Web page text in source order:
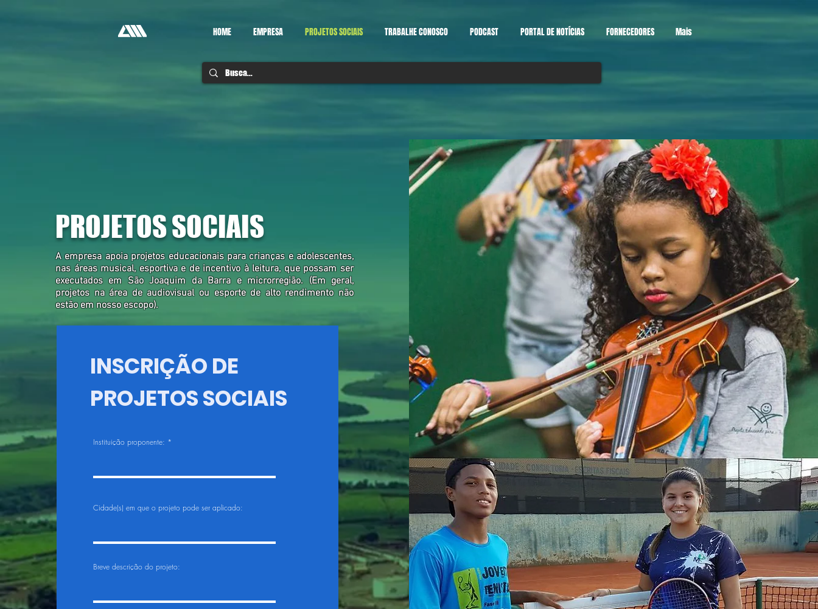
HOME EMPRESA PROJETOS SOCIAIS TRABALHE CONOSCO PODCAST PORTAL DE NOTÍCIAS FORNECEDORES Mais
PROJETOS SOCIAIS
A empresa apoia projetos educacionais para crianças e adolescentes,
nas áreas musical, esportiva e de incentivo à leitura, que possam ser
executados em São Joaquim da Barra e microrregião. (Em geral,
projetos na área de audiovisual ou esporte de alto rendimento não
estão em nosso escopo).
INSCRIÇÃO DE
PROJETOS SOCIAIS
Instituição proponente:
Cidade(s) em que o projeto pode ser aplicado:
Breve descrição do projeto: